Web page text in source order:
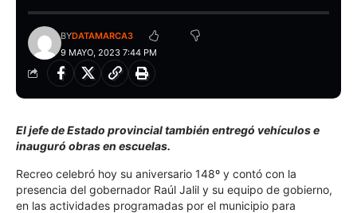
9 MAYO, 2023 7:44 PM
BYDATAMARCA3
El jefe de Estado provincial también entregó vehículos e
inauguró obras en escuelas.
Recreo celebró hoy su aniversario 148º y contó con la
presencia del gobernador Raúl Jalil y su equipo de gobierno,
en las actividades programadas por el municipio para